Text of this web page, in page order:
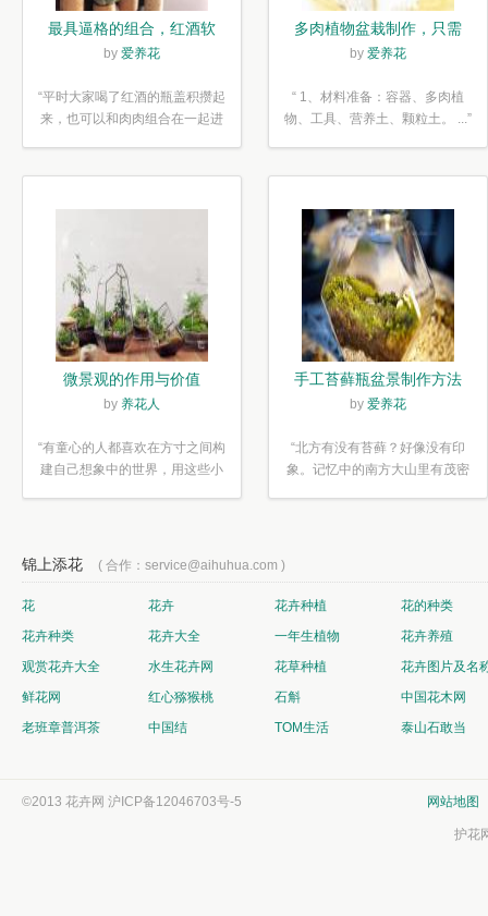
最具逼格的组合，红酒软
木塞diy多肉植物盆栽
by 爱养花
“平时大家喝了红酒的瓶盖积攒起
来，也可以和肉肉组合在一起进
多肉植物盆栽制作，只需
简单6步
by 爱养花
“ 1、材料准备：容器、多肉植
物、工具、营养土、颗粒土。 ...”
微景观的作用与价值
by 养花人
“有童心的人都喜欢在方寸之间构
建自己想象中的世界，用这些小
手工苔藓瓶盆景制作方法
by 爱养花
“北方有没有苔藓？好像没有印
象。记忆中的南方大山里有茂密
锦上添花 ( 合作：service@aihuhua.com )
花 花卉 花卉种植
花的种类
花卉种类
花卉大全 一年生植物
花卉养殖
观赏花卉大全
水生花卉网 花草种植
花卉图片及名
鲜花网
红心猕猴桃 石斛
中国花木网
老班章普洱茶
中国结 TOM生活 泰山石敢当
©2013 花卉网 沪ICP备12046703号-5 网站地图
护花